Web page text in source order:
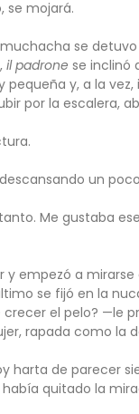
se mojará.
se
il padrone se inclinó
pequeña y, a la
por la escalera,
un
Me gustaba
empezó a
se fijó en la
el pelo? —le
rapada como la
harta de parecer
quitado la